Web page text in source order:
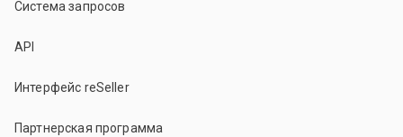
Система запросов
API
Интерфейс reSeller
Партнерская программа